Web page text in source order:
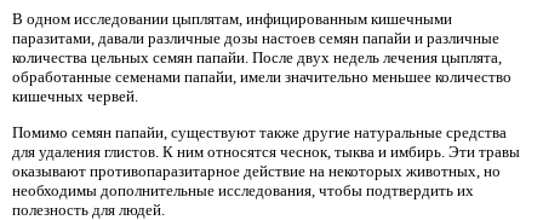
В одном исследовании цыплятам, инфицированным кишечными
паразитами, давали различные дозы настоев семян папайи и различные
количества цельных семян папайи. После двух недель лечения цыплята,
обработанные семенами папайи, имели значительно меньшее количество
кишечных червей.
Помимо семян папайи, существуют также другие натуральные средства
для удаления глистов. К ним относятся чеснок, тыква и имбирь. Эти травы
оказывают противопаразитарное действие на некоторых животных, но
необходимы дополнительные исследования, чтобы подтвердить их
полезность для людей.